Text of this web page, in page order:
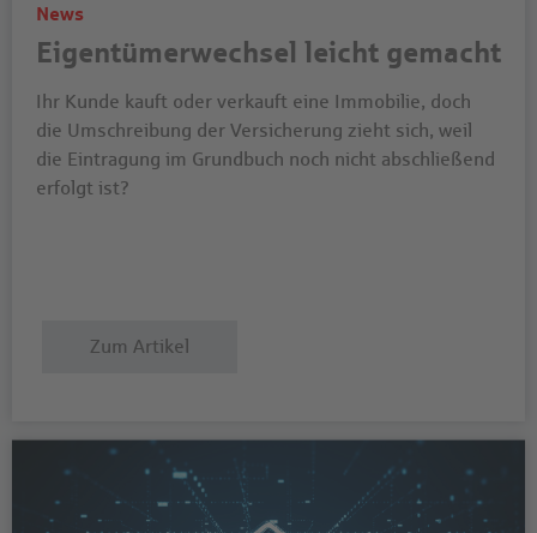
News
Eigentümerwechsel leicht gemacht
Ihr Kunde kauft oder verkauft eine Immobilie, doch
die Umschreibung der Versicherung zieht sich, weil
die Eintragung im Grundbuch noch nicht abschließend
erfolgt ist?
Zum Artikel